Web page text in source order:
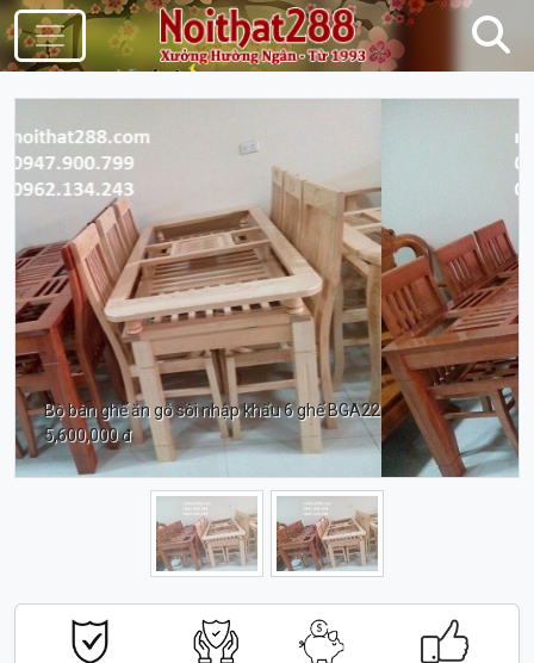
Điều Hướng
Bộ bàn ghế ăn gỗ sồi nhập khẩu 6 ghế BGA22
5,600,000 đ